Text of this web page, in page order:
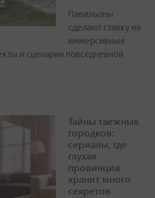
Павильоны
сделают ставку на
иммерсивные
и сценарии повседневной
Тайны таежных
городков:
сериалы, где
глухая
провинция
хранит много
секретов